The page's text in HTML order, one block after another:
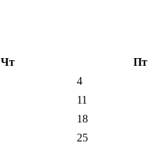
Чт Пт
4
11
18
25